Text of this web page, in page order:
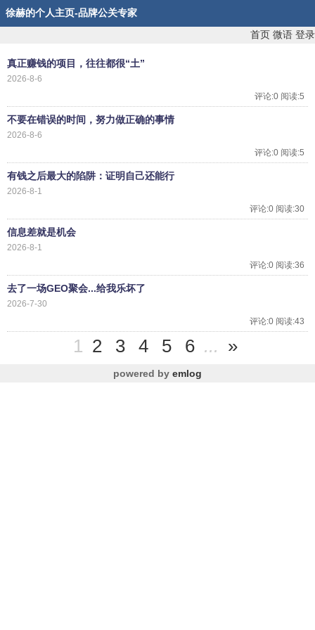
徐赫的个人主页-品牌公关专家
首页 微语 登录
真正赚钱的项目，往往都很“土”
2026-8-6
评论:0 阅读:5
不要在错误的时间，努力做正确的事情
2026-8-6
评论:0 阅读:5
有钱之后最大的陷阱：证明自己还能行
2026-8-1
评论:0 阅读:30
信息差就是机会
2026-8-1
评论:0 阅读:36
去了一场GEO聚会...给我乐坏了
2026-7-30
评论:0 阅读:43
1 2 3 4 5 6 ... »
powered by emlog